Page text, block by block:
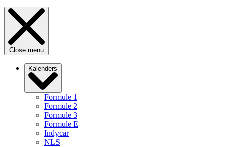
Close menu
Kalenders
Formule 1
Formule 2
Formule 3
Formule E
Indycar
NLS